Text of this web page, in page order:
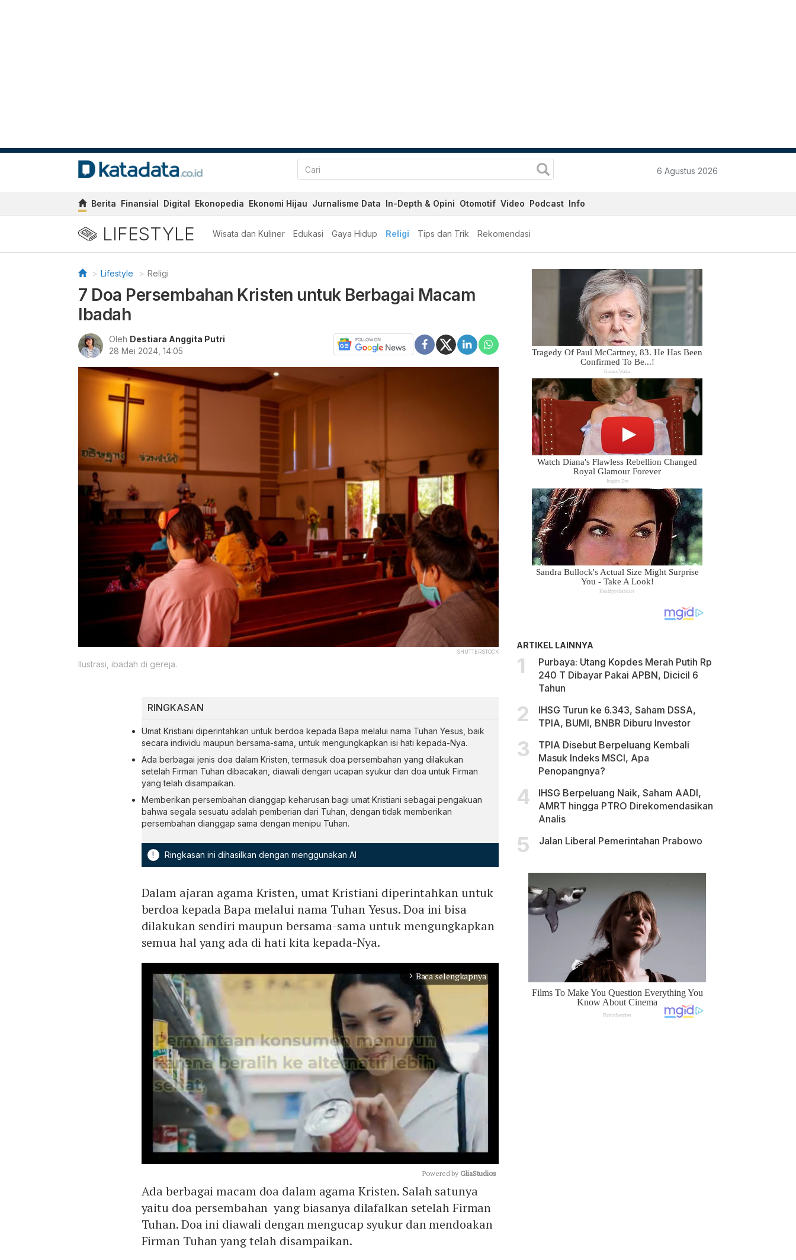
6 Agustus 2026
Berita Finansial Digital Ekonopedia Ekonomi Hijau Jurnalisme Data In-Depth & Opini Otomotif Video Podcast Info
LIFESTYLE Wisata dan Kuliner Edukasi Gaya Hidup Religi Tips dan Trik Rekomendasi
Lifestyle Religi
7 Doa Persembahan Kristen untuk Berbagai Macam
Ibadah
Oleh Destiara Anggita Putri
28 Mei 2024, 14:05
SHUTTERSTOCK
Ilustrasi, ibadah di gereja.
RINGKASAN
Umat Kristiani diperintahkan untuk berdoa kepada Bapa melalui nama Tuhan Yesus, baik
secara individu maupun bersama-sama, untuk mengungkapkan isi hati kepada-Nya.
Ada berbagai jenis doa dalam Kristen, termasuk doa persembahan yang dilakukan
setelah Firman Tuhan dibacakan, diawali dengan ucapan syukur dan doa untuk Firman
yang telah disampaikan.
Memberikan persembahan dianggap keharusan bagi umat Kristiani sebagai pengakuan
bahwa segala sesuatu adalah pemberian dari Tuhan, dengan tidak memberikan
persembahan dianggap sama dengan menipu Tuhan.
! Ringkasan ini dihasilkan dengan menggunakan AI
Dalam ajaran agama Kristen, umat Kristiani diperintahkan untuk
berdoa kepada Bapa melalui nama Tuhan Yesus. Doa ini bisa
dilakukan sendiri maupun bersama-sama untuk mengungkapkan
semua hal yang ada di hati kita kepada-Nya.
arrow_forward_ios Baca selengkapnya
Mute
Powered by GliaStudios
Ada berbagai macam doa dalam agama Kristen. Salah satunya
yaitu doa persembahan yang biasanya dilafalkan setelah Firman
Tuhan. Doa ini diawali dengan mengucap syukur dan mendoakan
Firman Tuhan yang telah disampaikan.
ARTIKEL LAINNYA
Purbaya: Utang Kopdes Merah Putih Rp
240 T Dibayar Pakai APBN, Dicicil 6
Tahun
IHSG Turun ke 6.343, Saham DSSA,
TPIA, BUMI, BNBR Diburu Investor
TPIA Disebut Berpeluang Kembali
Masuk Indeks MSCI, Apa
Penopangnya?
IHSG Berpeluang Naik, Saham AADI,
AMRT hingga PTRO Direkomendasikan
Analis
Jalan Liberal Pemerintahan Prabowo